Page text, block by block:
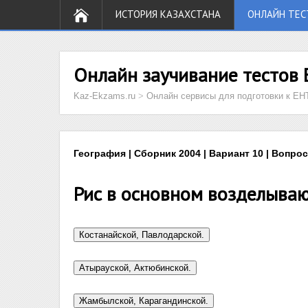
ИСТОРИЯ КАЗАХСТАНА ОНЛАЙН
Онлайн заучивание
Kaz-Ekzams.ru > Онлайн сервисы для подготовки к
География | Сборник 2004 | Вариант 10 |
Рис в основном